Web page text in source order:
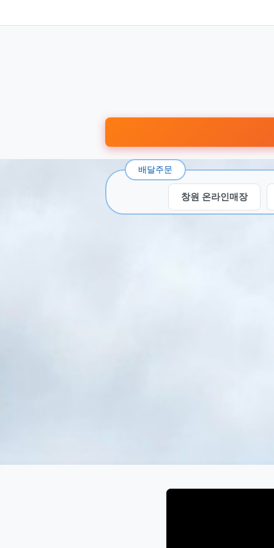
배달주문
창원 온라인매장